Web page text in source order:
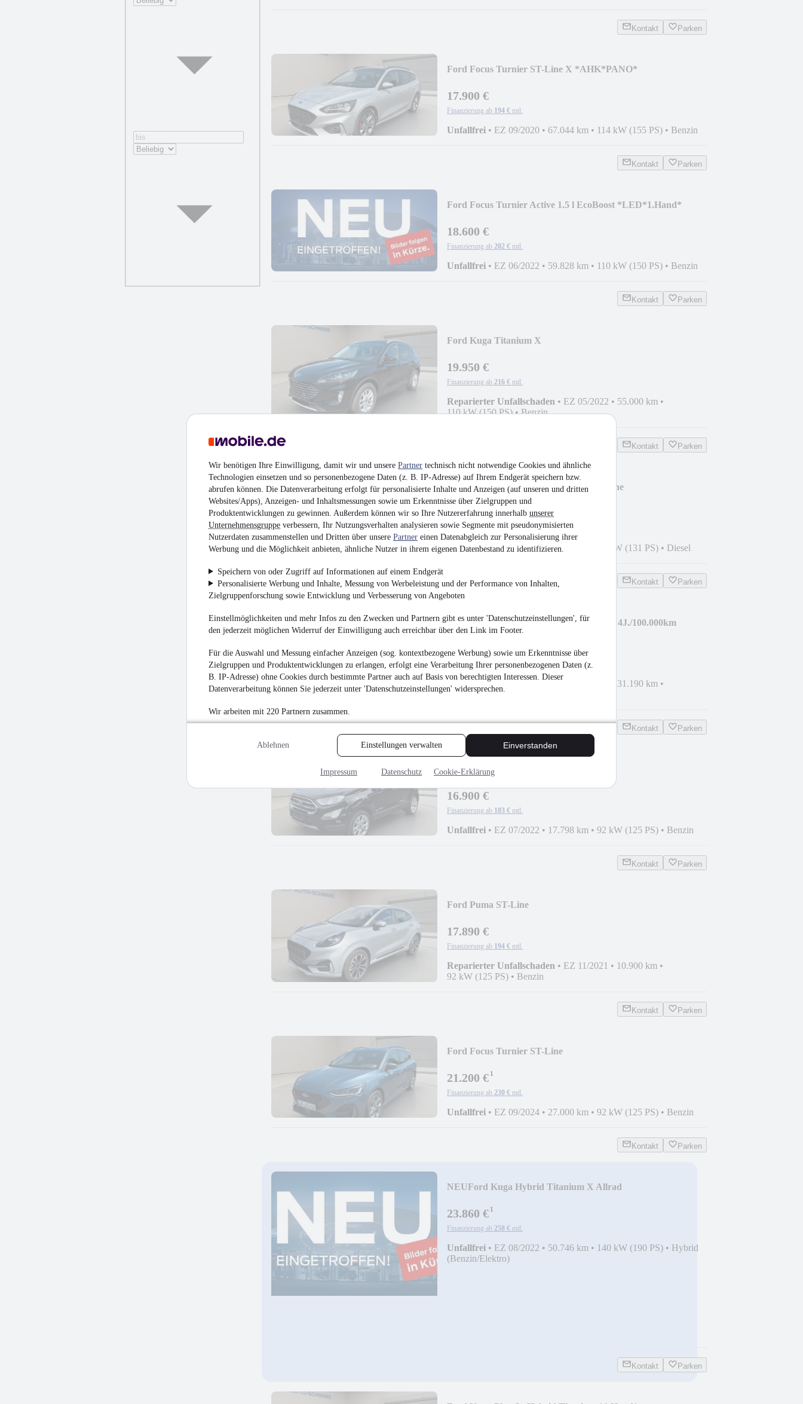
Wir benötigen Ihre Einwilligung, damit wir und unsere Partner technisch nicht notwendige Cookies und ähnliche
Technologien einsetzen und so personenbezogene Daten (z. B. IP-Adresse) auf Ihrem Endgerät speichern bzw.
abrufen können. Die Datenverarbeitung erfolgt für personalisierte Inhalte und Anzeigen (auf unseren und dritten
Websites/Apps), Anzeigen- und Inhaltsmessungen sowie um Erkenntnisse über Zielgruppen und
Produktentwicklungen zu gewinnen. Außerdem können wir so Ihre Nutzererfahrung innerhalb unserer
Unternehmensgruppe verbessern, Ihr Nutzungsverhalten analysieren sowie Segmente mit pseudonymisierten
Nutzerdaten zusammenstellen und Dritten über unsere Partner einen Datenabgleich zur Personalisierung ihrer
Werbung und die Möglichkeit anbieten, ähnliche Nutzer in ihrem eigenen Datenbestand zu identifizieren.
Speichern von oder Zugriff auf Informationen auf einem Endgerät
Personalisierte Werbung und Inhalte, Messung von Werbeleistung und der Performance von Inhalten,
Zielgruppenforschung sowie Entwicklung und Verbesserung von Angeboten
Einstellmöglichkeiten und mehr Infos zu den Zwecken und Partnern gibt es unter 'Datenschutzeinstellungen', für
den jederzeit möglichen Widerruf der Einwilligung auch erreichbar über den Link im Footer.
Für die Auswahl und Messung einfacher Anzeigen (sog. kontextbezogene Werbung) sowie um Erkenntnisse über
Zielgruppen und Produktentwicklungen zu erlangen, erfolgt eine Verarbeitung Ihrer personenbezogenen Daten (z.
B. IP-Adresse) ohne Cookies durch bestimmte Partner auch auf Basis von berechtigten Interessen. Dieser
Datenverarbeitung können Sie jederzeit unter 'Datenschutzeinstellungen' widersprechen.
Wir arbeiten mit 220 Partnern zusammen.
Ablehnen Einstellungen verwalten Einverstanden
Impressum Datenschutz Cookie-Erklärung
Kontakt Parken
Ford Focus Turnier ST-Line X *AHK*PANO*
17.900 €
Finanzierung ab 194 € mtl.
Unfallfrei • EZ 09/2020 • 67.044 km • 114 kW (155 PS) • Benzin
Kontakt Parken
Ford Focus Turnier Active 1.5 l EcoBoost *LED*1.Hand*
18.600 €
Finanzierung ab 202 € mtl.
Unfallfrei • EZ 06/2022 • 59.828 km • 110 kW (150 PS) • Benzin
Kontakt Parken
Ford Kuga Titanium X
19.950 €
Finanzierung ab 216 € mtl.
Reparierter Unfallschaden • EZ 05/2022 • 55.000 km •
110 kW (150 PS)•Benzin
Kontakt Parken
Ford Transit Pritsche 350 L2 Doppelkabine
24.500 €¹
Finanzierung ab 265 € mtl.
Unfallfrei•EZ 03/2023•49.000 km 96 kW (131 PS) • Diesel
Kontakt Parken
Ford Tourneo Courier Active Schutzbrief 4J./100.000km
23.900 €
Finanzierung ab 259 € mtl.
Reparierter Unfallschaden 31.190 km •
92 kW (125 PS)
Kontakt Parken
Ford EcoSport Titanium 1.0 l EcoBoost
16.900 €
Finanzierung ab 183 € mtl.
Unfallfrei • EZ 07/2022 • 17.798 km • 92 kW (125 PS) • Benzin
Kontakt Parken
Ford Puma ST-Line
17.890 €
Finanzierung ab 194 € mtl.
Reparierter Unfallschaden • EZ 11/2021 • 10.900 km •
92 kW (125 PS) • Benzin
Kontakt Parken
Ford Focus Turnier ST-Line
21.200 €¹
Finanzierung ab 230 € mtl.
Unfallfrei • EZ 09/2024 • 27.000 km • 92 kW (125 PS) • Benzin
Kontakt Parken
NEUFord Kuga Hybrid Titanium X Allrad
23.860 €¹
Finanzierung ab 258 € mtl.
Unfallfrei • EZ 08/2022 • 50.746 km • 140 kW (190 PS) • Hybrid
(Benzin/Elektro)
Kontakt Parken